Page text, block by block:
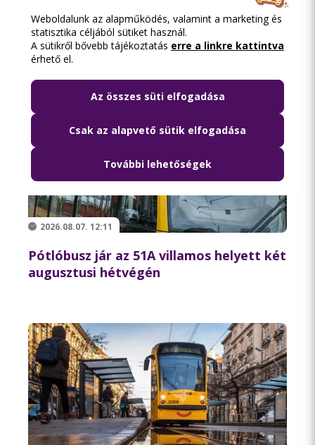
2026.08.07. 12:11
Pótlóbusz jár az 51A villamos helyett két
augusztusi hétvégén
Weboldalunk az alapműködés, valamint a marketing és
statisztika céljából sütiket használ.
A sütikről bővebb tájékoztatás erre a linkre kattintva
érhető el.
Az összes süti elfogadása
Csak az alapvető sütik elfogadása
További lehetőségek